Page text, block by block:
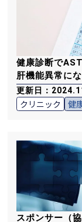
健康診断で
肝機能異常に
更新日：
クリニック 健
スポンサー（